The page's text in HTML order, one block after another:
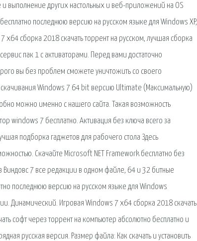
выполнение других настольных и веб-приложений на OS
последнюю версию на русском языке для Windows XP,
сборка 2018 скачать торрент на русском, лучшая сборка
пак 1 с активаторами. Перед вами достаточно
вы без проблем сможете уничтожить со своего
Windows 7 64 bit версию Ultimate (Максимальную)
можно именно с нашего сайта. Такая возможность
windows 7 бесплатно. Активация без ключа всего за
подборка гаджетов для рабочего стола Здесь
Скачайте Microsoft NET Framework бесплатно без
Виндовс 7 все редакции в одном файле, 64 и 32 битные
последнюю версию на русском языке для Windows
Динамический. Игровая Windows 7 x64 сборка 2018 скачать
софт через торрент на компьютер абсолютно бесплатно и
русская версия. Размер файла: Как скачать и установить